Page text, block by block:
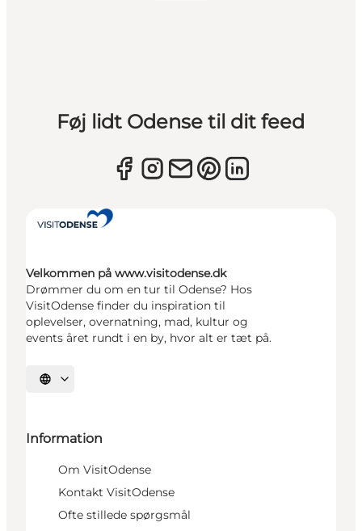
Føj lidt Odense til dit feed
Velkommen på www.visitodense.dk
Drømmer du om en tur til Odense? Hos
VisitOdense finder du inspiration til
oplevelser, overnatning, mad, kultur og
events året rundt i en by, hvor alt er tæt på.
Vælg sprog
Information
Om VisitOdense
Kontakt VisitOdense
Ofte stillede spørgsmål